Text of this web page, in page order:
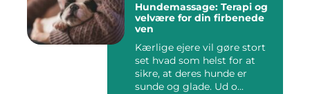
Hundemassage: Terapi og
velvære for din firbenede
ven
Kærlige ejere vil gøre stort
set hvad som helst for at
sikre, at deres hunde er
sunde og glade. Ud o...